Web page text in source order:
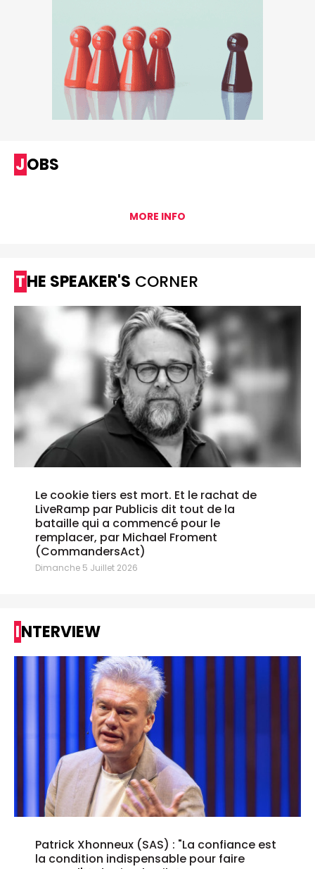
JOBS
MORE INFO
THE SPEAKER'S CORNER
Le cookie tiers est mort. Et le rachat de
LiveRamp par Publicis dit tout de la
bataille qui a commencé pour le
remplacer, par Michael Froment
(CommandersAct)
Dimanche 5 Juillet 2026
INTERVIEW
Patrick Xhonneux (SAS) : "La confiance est
la condition indispensable pour faire